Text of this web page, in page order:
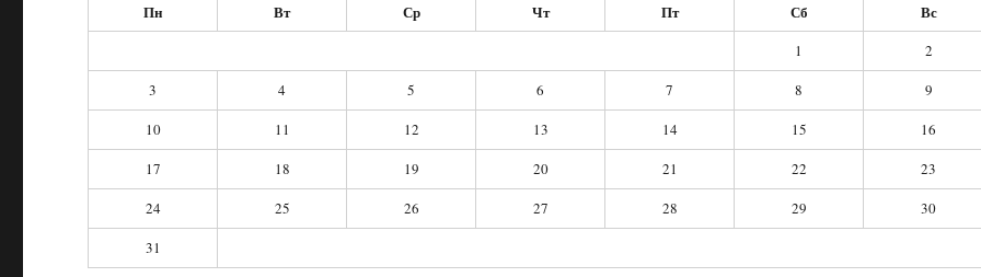
Пн Вт Ср Чт Пт Сб Вс
1
2
3
4 5 6 7 8
9
10
11 12 13 14 15
16
17
18 19 20 21 22
23
24
25 26 27 28 29
30
31